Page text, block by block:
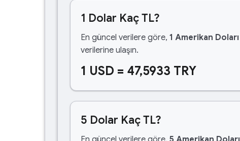
1 Dolar Kaç TL?
En güncel verilere göre, 1 Amerikan Doları
verilerine ulaşın.
1 USD = 47,5933 TRY
5 Dolar Kaç TL?